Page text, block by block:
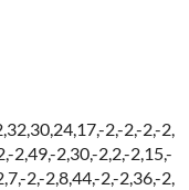
2,-2,-2,-2,
2,49,-2,30,-2,2,-2,15,-
2,-2,8,44,-2,-2,36,-2,